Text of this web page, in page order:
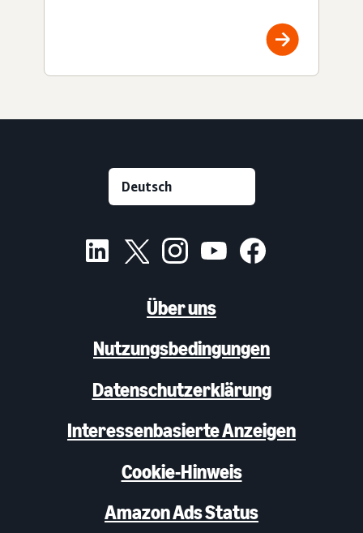
Über uns
Nutzungsbedingungen
Datenschutzerklärung
Interessenbasierte Anzeigen
Cookie-Hinweis
Amazon Ads Status